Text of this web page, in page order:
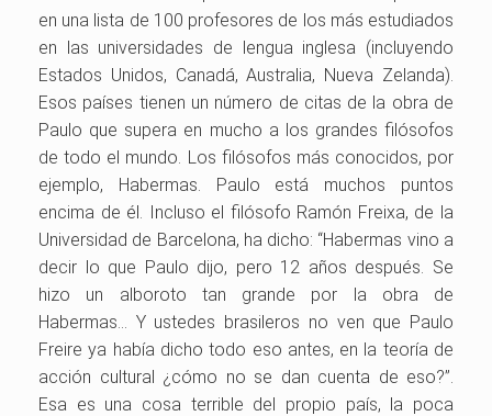
en una lista de 100 profesores de los más estudiados
en las universidades de lengua inglesa (incluyendo
Estados Unidos, Canadá, Australia, Nueva Zelanda).
Esos países tienen un número de citas de la obra de
Paulo que supera en mucho a los grandes filósofos
de todo el mundo. Los filósofos más conocidos, por
ejemplo, Habermas. Paulo está muchos puntos
encima de él. Incluso el filósofo Ramón Freixa, de la
Universidad de Barcelona, ha dicho: “Habermas vino a
decir lo que Paulo dijo, pero 12 años después. Se
hizo un alboroto tan grande por la obra de
Habermas… Y ustedes brasileros no ven que Paulo
Freire ya había dicho todo eso antes, en la teoría de
acción cultural ¿cómo no se dan cuenta de eso?”.
Esa es una cosa terrible del propio país, la poca